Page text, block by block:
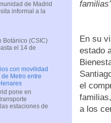
En su
estado
el
a los
de Madrid
informal a la
Botánico (CSIC)
el 14 de
con movilidad
Metro entre
pone en
estaciones de